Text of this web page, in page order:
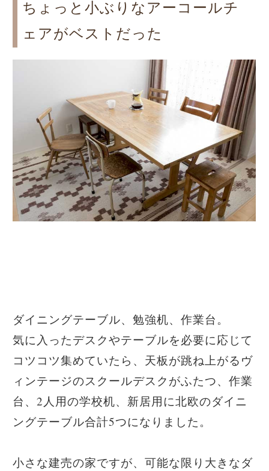
ちょっと小ぶりなアーコールチ
ェアがベストだった
ダイニングテーブル、勉強机、作業台。
気に入ったデスクやテーブルを必要に応じて
コツコツ集めていたら、天板が跳ね上がるヴ
ィンテージのスクールデスクがふたつ、作業
台、2人用の学校机、新居用に北欧のダイニ
ングテーブル合計5つになりました。
小さな建売の家ですが、可能な限り大きなダ